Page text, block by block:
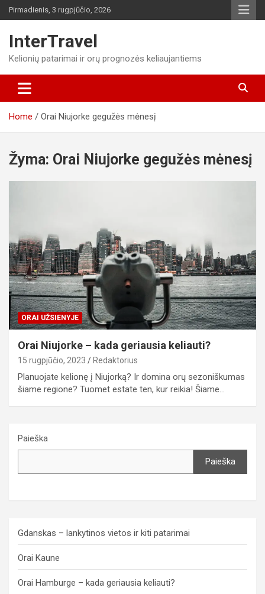
Skip
to
Pirmadienis, 3 rugpjūčio, 2026
InterTravel
Kelionių patarimai ir orų prognozės keliaujantiems
Home Orai Niujorke gegužės mėnesį
Žyma: Orai Niujorke gegužės mėnesį
ORAI UŽSIENYJE
Orai Niujorke – kada geriausia keliauti?
15 rugpjūčio, 2023 Redaktorius
Planuojate kelionę į Niujorką? Ir domina orų sezoniškumas
šiame regione? Tuomet estate ten, kur reikia! Šiame…
Paieška
Paieška
Gdanskas – lankytinos vietos ir kiti patarimai
Orai Kaune
Orai Hamburge – kada geriausia keliauti?